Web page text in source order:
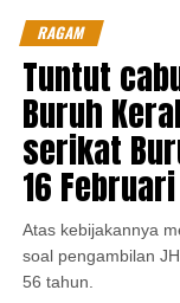
RAGAM
Tuntut
Buruh
serikat
16
Atas kebijakannya
soal pengambilan
56 tahun.